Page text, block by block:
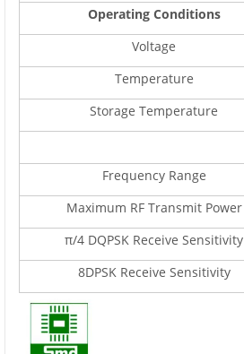
Operating Conditions
Voltage
Temperature
Storage Temperature
Frequency Range
Maximum RF Transmit Power
π/4 DQPSK Receive Sensitivity
8DPSK Receive Sensitivity